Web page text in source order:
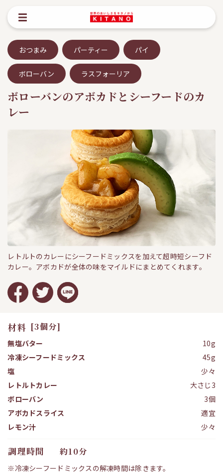
おつまみ パーティー パイ
ボローバン ラスフォーリア
ボローバンのアボカドとシーフードのカ
レー
レトルトのカレーにシーフードミックスを加えて超時短シーフド
カレー。アボカドが全体の味をマイルドにまとめてくれます。
材料 [3個分]
無塩バター
10g
冷凍シーフードミックス
45g
塩
少々
レトルトカレー
大さじ3
ボローバン
3個
アボカドスライス
適宜
レモン汁
少々
調理時間 約10分
※冷凍シーフードミックスの解凍時間は除きます。